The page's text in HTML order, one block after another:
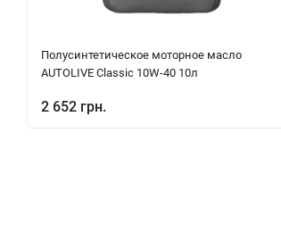
Полуcинтетическое моторное масло
AUTOLIVE Classic 10W-40 10л
2 652 грн.